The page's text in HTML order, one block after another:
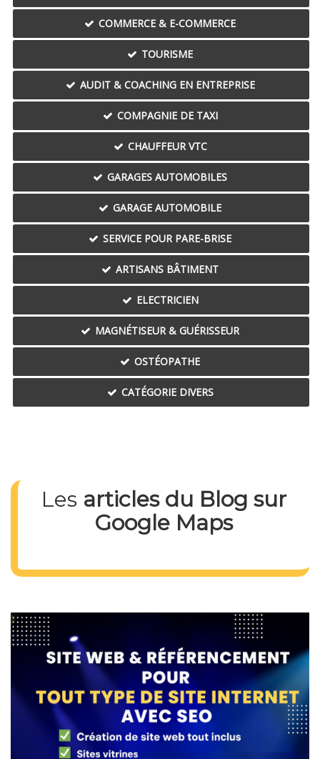
COMMERCE & E-COMMERCE
TOURISME
AUDIT & COACHING EN ENTREPRISE
COMPAGNIE DE TAXI
CHAUFFEUR VTC
GARAGES AUTOMOBILES
GARAGE AUTOMOBILE
SERVICE POUR PARE-BRISE
ARTISANS BÂTIMENT
ELECTRICIEN
MAGNÉTISEUR & GUÉRISSEUR
OSTÉOPATHE
CATÉGORIE DIVERS
Les articles du Blog sur
Google Maps